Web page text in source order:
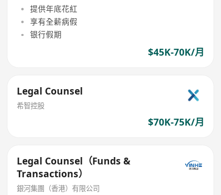
提供年底花紅
享有全薪病假
银行假期
$45K-70K/月
Legal Counsel
希智控股
$70K-75K/月
Legal Counsel（Funds &
Transactions）
銀河集團（香港）有限公司